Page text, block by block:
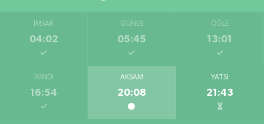
İMSAK
04:02
GÜNEŞ
05:45
ÖĞLE
13:01
İKINDI
16:54
AKŞAM
20:08
YATSI
21:43